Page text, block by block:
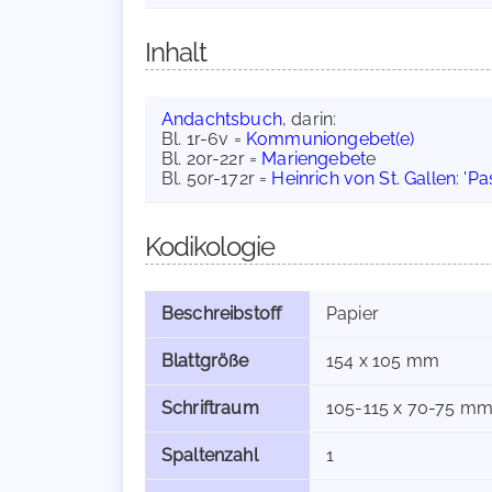
Inhalt
Andachtsbuch, darin:
Bl. 1r-6v = Kommuniongebet(e)
Bl. 20r-22r = Mariengebete
Bl. 50r-172r = Heinrich von St. Gallen:
Kodikologie
Beschreibstoff Papier
Blattgröße 154 x 105 mm
Schriftraum 105-115 x 70-75 mm
Spaltenzahl 1